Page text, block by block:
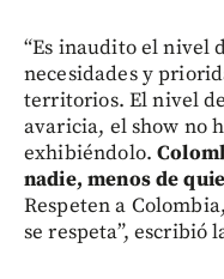
“Es inaudito el nivel
necesidades y
territorios. El nivel
avaricia, el show no
exhibiéndolo.
nadie, menos de
Respeten a
se respeta”, escribió